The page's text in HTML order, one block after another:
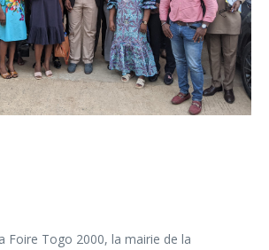
Foire Togo 2000, la mairie de la